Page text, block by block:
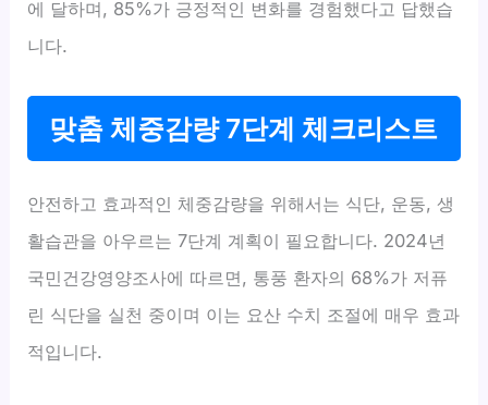
에 달하며, 85%가 긍정적인 변화를 경험했다고 답했습
니다.
맞춤 체중감량 7단계 체크리스트
안전하고 효과적인 체중감량을 위해서는 식단, 운동, 생
활습관을 아우르는 7단계 계획이 필요합니다. 2024년
국민건강영양조사에 따르면, 통풍 환자의 68%가 저퓨
린 식단을 실천 중이며 이는 요산 수치 조절에 매우 효과
적입니다.